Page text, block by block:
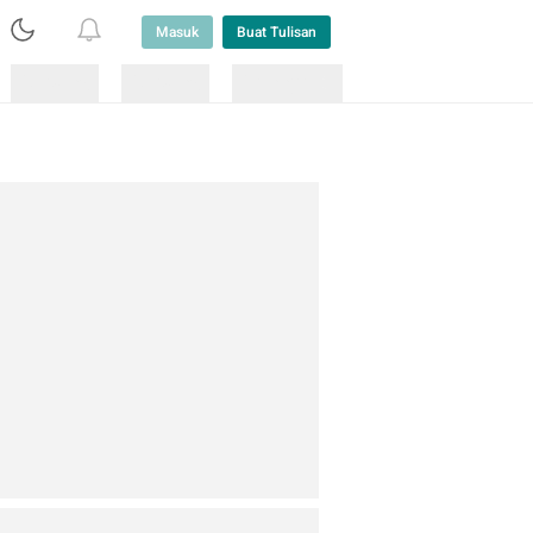
Masuk Buat Tulisan